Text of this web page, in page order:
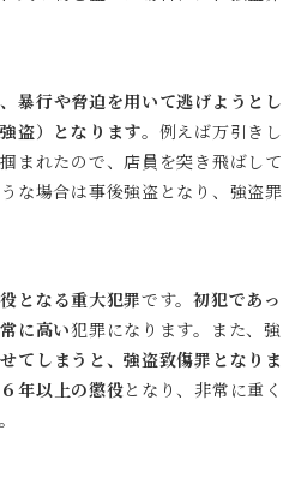
暴行や脅迫を用いて逃げようとし
盗）となります。例えば万引きし
まれたので、店員を突き飛ばして
な場合は事後強盗となり、強盗罪
となる重大犯罪です。初犯であっ
に高い犯罪になります。また、強
てしまうと、強盗致傷罪となりま
年以上の懲役となり、非常に重く